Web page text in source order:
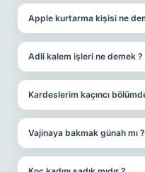
Apple kurtarma kişisi ne
Adli kalem işleri ne demek ?
Kardeslerim kaçıncı
Vajinaya bakmak günah mı ?